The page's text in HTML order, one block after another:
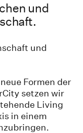
und
und
Formen der
setzen wir
Living
in einem